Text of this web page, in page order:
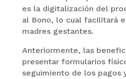
es la digitalización del
al Bono, lo cual facilitará
madres gestantes.
Anteriormente, las
presentar formularios
seguimiento de los pagos